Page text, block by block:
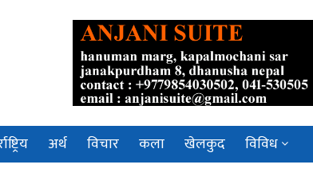
अर्थ विचार कला खेलकुद विविध